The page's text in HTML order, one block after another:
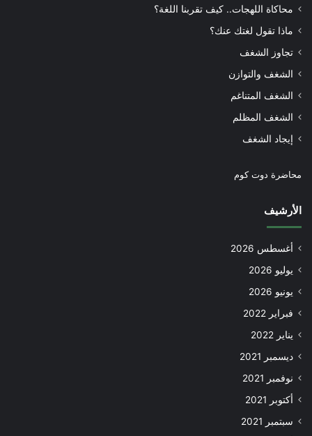
محاكاة اللهجات.. كيف تقربنا اللغة؟
ماذا تقول لغتك عنك؟
تجاوز الشغف
الشغف والتوازن
الشغف المتناغم
الشغف المظلم
إيجاد الشغف
محاضرة دوت كوم
الأرشيف
أغسطس 2026
يوليو 2026
يونيو 2026
فبراير 2022
يناير 2022
ديسمبر 2021
نوفمبر 2021
أكتوبر 2021
سبتمبر 2021